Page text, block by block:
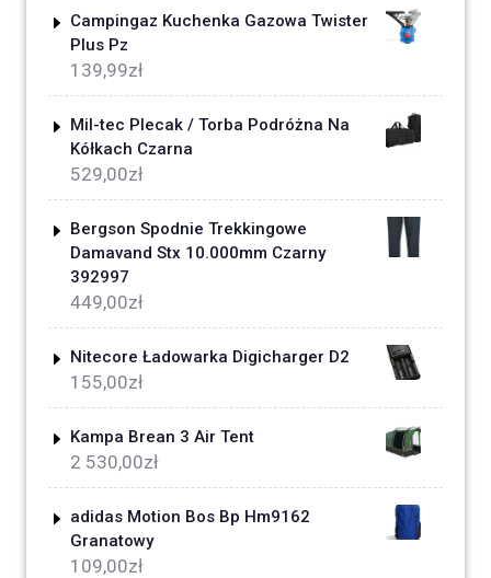
Campingaz Kuchenka Gazowa Twister
Plus Pz
139,99zł
Mil-tec Plecak / Torba Podróżna Na
Kółkach Czarna
529,00zł
Bergson Spodnie Trekkingowe
Damavand Stx 10.000mm Czarny
392997
449,00zł
Nitecore Ładowarka Digicharger D2
155,00zł
Kampa Brean 3 Air Tent
2 530,00zł
adidas Motion Bos Bp Hm9162
Granatowy
109,00zł